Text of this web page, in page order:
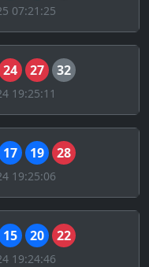
07:21:25
24 27 32
19:25:11
17 19 28
19:25:06
15 20 22
19:24:46